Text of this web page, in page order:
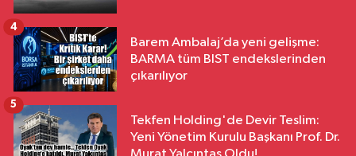
Barem Ambalaj’da yeni gelişme:
BARMA tüm BIST endekslerinden
çıkarılıyor
4
Tekfen Holding'de Devir Teslim:
Yeni Yönetim Kurulu Başkanı Prof. Dr.
5